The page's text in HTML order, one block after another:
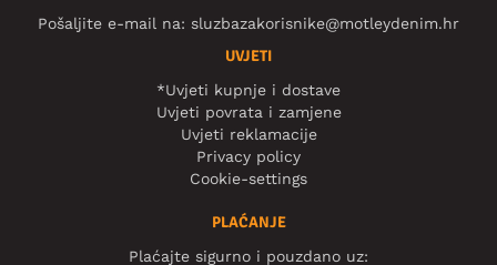
Pošaljite e-mail na: sluzbazakorisnike@motleydenim.hr
UVJETI
*Uvjeti kupnje i dostave
Uvjeti povrata i zamjene
Uvjeti reklamacije
Privacy policy
Cookie-settings
PLAĆANJE
Plaćajte sigurno i pouzdano uz: